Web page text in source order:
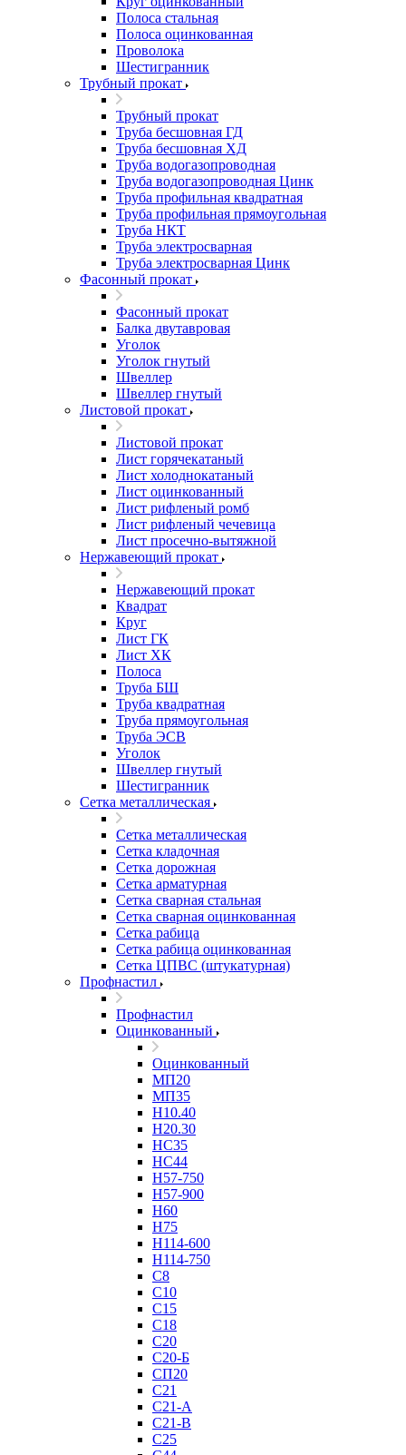
Полоса стальная
Полоса оцинкованная
Проволока
Шестигранник
Трубный прокат
Трубный прокат
Труба бесшовная ГД
Труба бесшовная ХД
Труба водогазопроводная
Труба водогазопроводная Цинк
Труба профильная квадратная
Труба профильная прямоугольная
Труба НКТ
Труба электросварная
Труба электросварная Цинк
Фасонный прокат
Фасонный прокат
Балка двутавровая
Уголок
Уголок гнутый
Швеллер
Швеллер гнутый
Листовой прокат
Листовой прокат
Лист горячекатаный
Лист холоднокатаный
Лист оцинкованный
Лист рифленый ромб
Лист рифленый чечевица
Лист просечно-вытяжной
Нержавеющий прокат
Нержавеющий прокат
Квадрат
Круг
Лист ГК
Лист ХК
Полоса
Труба БШ
Труба квадратная
Труба прямоугольная
Труба ЭСВ
Уголок
Швеллер гнутый
Шестигранник
Сетка металлическая
Сетка металлическая
Сетка кладочная
Сетка дорожная
Сетка арматурная
Сетка сварная стальная
Сетка сварная оцинкованная
Сетка рабица
Сетка рабица оцинкованная
Сетка ЦПВС (штукатурная)
Профнастил
Профнастил
Оцинкованный
Оцинкованный
МП20
МП35
Н10.40
Н20.30
НС35
НС44
Н57-750
Н57-900
Н60
Н75
Н114-600
Н114-750
С8
С10
С15
С18
С20
С20-Б
СП20
С21
С21-А
С21-В
С25